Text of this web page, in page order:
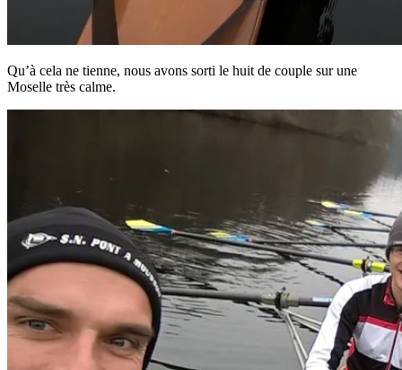
Qu’à cela ne tienne, nous avons sorti le huit de couple sur une
Moselle très calme.